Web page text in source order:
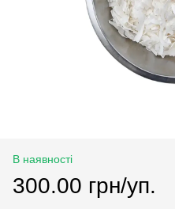
В наявності
300.00 грн/уп.